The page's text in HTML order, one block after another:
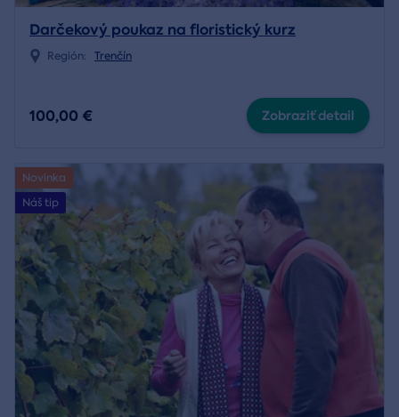
Darčekový poukaz na floristický kurz
Región: Trenčín
100,00 € Zobraziť detail
Novinka
Náš tip